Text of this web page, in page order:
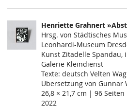
Henriette Grahnert
Hrsg. von Städtisches
Leonhardi-Museum
Kunst Zitadelle
Galerie Kleindienst
Texte: deutsch Velten
Übersetzung von Gunnar
26,8 × 21,7 cm | 96
2022